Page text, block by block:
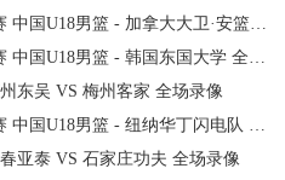
男篮 - 加拿大大卫·安篮球学院 全场录像
U18男篮 - 韩国东国大学 全场录像
东吴 VS 梅州客家 全场录像
U18男篮 - 纽纳华丁闪电队 全场录像
亚泰 VS 石家庄功夫 全场录像